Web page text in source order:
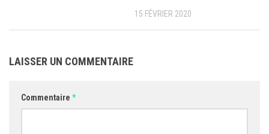
15 FÉVRIER 2020
LAISSER UN COMMENTAIRE
Commentaire *